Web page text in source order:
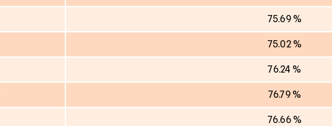
75.69 %
75.02 %
76.24 %
76.79 %
76.66 %